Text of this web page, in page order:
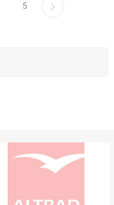
5